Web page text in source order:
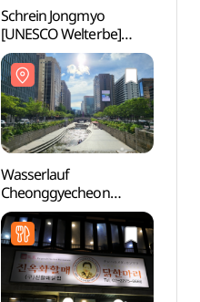
Schrein Jongmyo
[UNESCO Welterbe]
(종묘 [유네스코
세계유산])
Wasserlauf
Cheonggyecheon
(청계천)